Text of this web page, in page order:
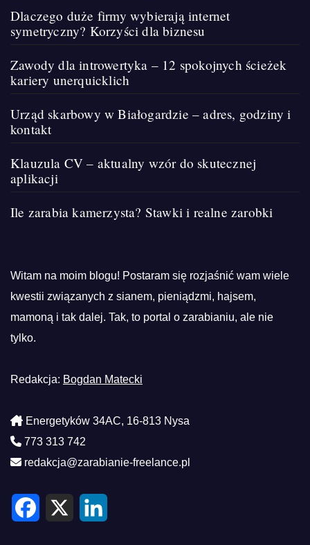
Dlaczego duże firmy wybierają internet
symetryczny? Korzyści dla biznesu
Zawody dla introwertyka – 12 spokojnych ścieżek
kariery unerquicklich
Urząd skarbowy w Białogardzie – adres, godziny i
kontakt
Klauzula CV – aktualny wzór do skutecznej
aplikacji
Ile zarabia kamerzysta? Stawki i realne zarobki
Witam na moim blogu! Postaram się rozjaśnić wam wiele
kwestii związanych z sianem, pieniądzmi, hajsem,
mamoną i tak dalej. Tak, to portal o zarabianiu, ale nie
tylko.
Redakcja: Bogdan Matecki
Energetyków 34AC, 16-813 Nysa
773 313 742
redakcja@zarabianie-freelance.pl
F
X